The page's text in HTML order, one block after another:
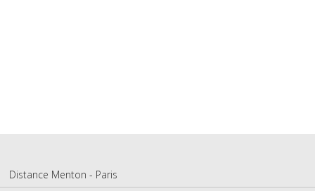
Distance Menton - Paris